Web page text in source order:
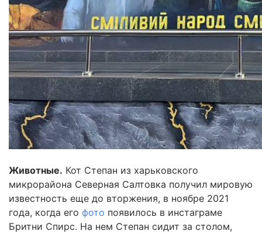
Животные. Кот Степан из харьковского
микрорайона Северная Салтовка получил мировую
известность еще до вторжения, в ноябре 2021
года, когда его фото появилось в инстаграме
Бритни Спирс. На нем Степан сидит за столом,